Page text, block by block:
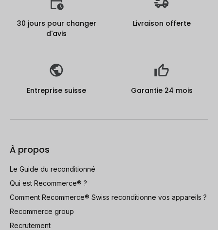
30 jours pour changer
d'avis
Livraison offerte
Entreprise suisse Garantie 24 mois
À propos
Le Guide du reconditionné
Qui est Recommerce® ?
Comment Recommerce® Swiss reconditionne vos appareils ?
Recommerce group
Recrutement